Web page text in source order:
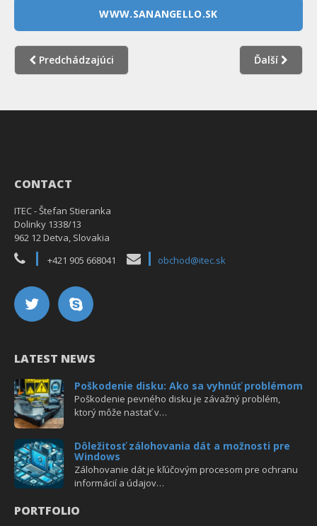
WWW.SANANGELLO.SK
Predchádzajúci Ďalší
CONTACT
ITEC - Štefan Stieranka
Dolinky 1338/13
962 12 Detva, Slovakia
+421 905 668041
obchod@itec.sk
LATEST NEWS
Poškodenie disku: Ako sa vyhnúť problémom
Poškodenie pevného disku je závažný problém,
ktorý môže nastať v…
Dôležitosť zálohovania dát a možnosti pre
Windows
Zálohovanie dát je kľúčovým procesom pre ochranu
informácií a údajov…
PORTFOLIO